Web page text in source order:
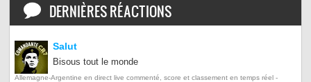
DERNIÈRES RÉACTIONS
Salut
Bisous tout le monde
Allemagne-Argentine en direct live commenté, score et classement en temps réel -